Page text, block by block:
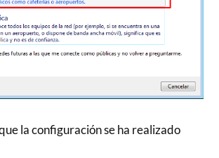
la configuración se ha realizado